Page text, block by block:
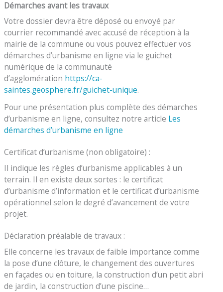
Démarches avant les travaux
Votre dossier devra être déposé ou envoyé par
courrier recommandé avec accusé de réception à la
mairie de la commune ou vous pouvez effectuer vos
démarches d’urbanisme en ligne via le guichet
numérique de la communauté
d’agglomération https://ca-
saintes.geosphere.fr/guichet-unique.
Pour une présentation plus complète des démarches
d’urbanisme en ligne, consultez notre article Les
démarches d’urbanisme en ligne
Certificat d’urbanisme (non obligatoire) :
Il indique les règles d’urbanisme applicables à un
terrain. Il en existe deux sortes : le certificat
d’urbanisme d’information et le certificat d’urbanisme
opérationnel selon le degré d’avancement de votre
projet.
Déclaration préalable de travaux :
Elle concerne les travaux de faible importance comme
la pose d’une clôture, le changement des ouvertures
en façades ou en toiture, la construction d’un petit abri
de jardin, la construction d’une piscine…